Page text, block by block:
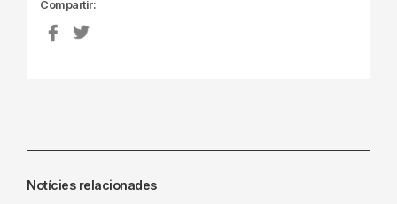
Compartir:
Notícies relacionades